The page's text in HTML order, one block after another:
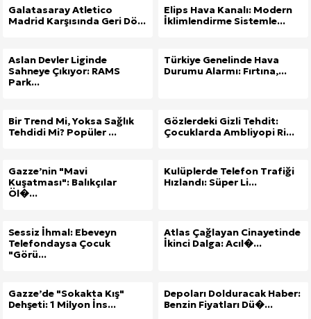
Galatasaray Atletico
Madrid Karşısında Geri Dö...
Elips Hava Kanalı: Modern
İklimlendirme Sistemle...
Aslan Devler Liginde
Sahneye Çıkıyor: RAMS
Park...
Türkiye Genelinde Hava
Durumu Alarmı: Fırtına,...
Bir Trend Mi, Yoksa Sağlık
Tehdidi Mi? Popüler ...
Gözlerdeki Gizli Tehdit:
Çocuklarda Ambliyopi Ri...
Gazze’nin "Mavi
Kuşatması": Balıkçılar
Öl�...
Kulüplerde Telefon Trafiği
Hızlandı: Süper Li...
Sessiz İhmal: Ebeveyn
Telefondaysa Çocuk
"Görü...
Atlas Çağlayan Cinayetinde
İkinci Dalga: Acıl�...
Gazze’de "Sokakta Kış"
Dehşeti: 1 Milyon İns...
Depoları Dolduracak Haber:
Benzin Fiyatları Dü�...